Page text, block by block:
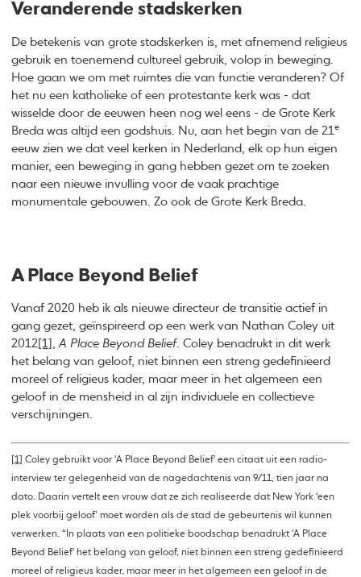
Veranderende stadskerken
De betekenis van grote stadskerken is, met afnemend religieus
gebruik en toenemend cultureel gebruik, volop in beweging.
Hoe gaan we om met ruimtes die van functie veranderen? Of
het nu een katholieke of een protestante kerk was - dat
wisselde door de eeuwen heen nog wel eens - de Grote Kerk
Breda was altijd een godshuis. Nu, aan het begin van de 21e
eeuw zien we dat veel kerken in Nederland, elk op hun eigen
manier, een beweging in gang hebben gezet om te zoeken
naar een nieuwe invulling voor de vaak prachtige
monumentale gebouwen. Zo ook de Grote Kerk Breda.
A Place Beyond Belief
Vanaf 2020 heb ik als nieuwe directeur de transitie actief in
gang gezet, geïnspireerd op een werk van Nathan Coley uit
2012 [1] ,A Place Beyond Belief. Coley benadrukt in dit werk
het belang van geloof, niet binnen een streng gedefinieerd
moreel of religieus kader, maar meer in het algemeen een
geloof in de mensheid in al zijn individuele en collectieve
verschijningen.
[1] Coley gebruikt voor 'A Place Beyond Belief' een citaat uit een radio-
interview ter gelegenheid van de nagedachtenis van 9/11, tien jaar na
dato. Daarin vertelt een vrouw dat ze zich realiseerde dat New York ‘een
plek voorbij geloof’ moet worden als de stad de gebeurtenis wil kunnen
verwerken. “In plaats van een politieke boodschap benadrukt 'A Place
Beyond Belief' het belang van geloof, niet binnen een streng gedefinieerd
moreel of religieus kader, maar meer in het algemeen een geloof in de